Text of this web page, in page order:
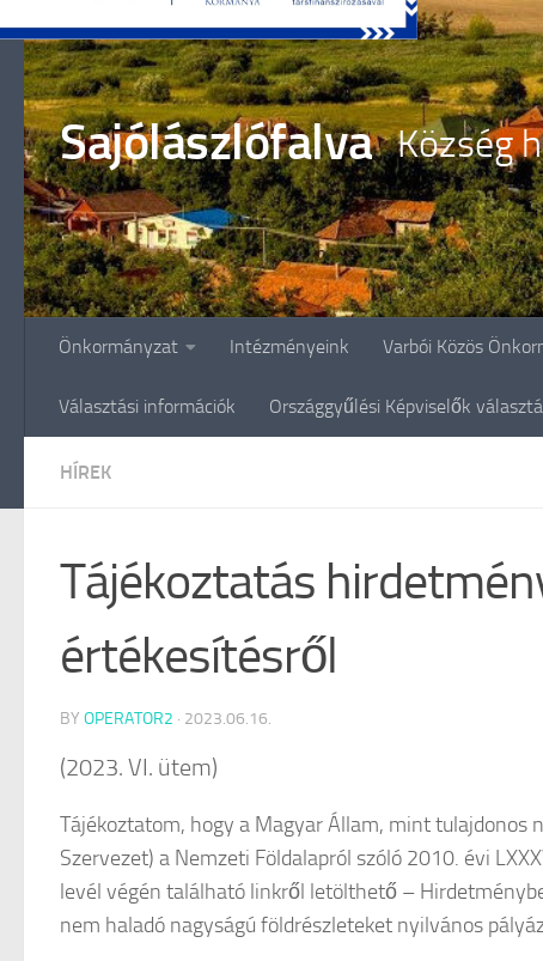
Skip to content
Sajólászlófalva Község
Önkormányzat Intézményeink Varbói Közös
Választási információk Országgyűlési Képviselők
HÍREK
Tájékoztatás
értékesítésről
BY OPERATOR2 · 2023.06.16.
(2023. VI. ütem)
Tájékoztatom, hogy a Magyar Állam, mint tulajdonos
Szervezet) a Nemzeti Földalapról szóló 2010. évi
levél végén található linkről letölthető –
nem haladó nagyságú földrészleteket nyilvános